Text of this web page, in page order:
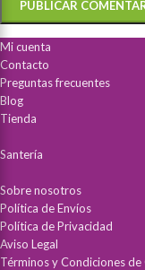
Mi cuenta
Contacto
Preguntas frecuentes
Blog
Tienda
Santería
Sobre nosotros
Política de Envíos
Política de Privacidad
Aviso Legal
Términos y Condiciones de